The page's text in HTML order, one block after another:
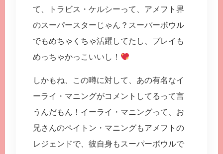
て、トラビス・ケルシーって、アメフト界
のスーパースターじゃん？スーパーボウル
でもめちゃくちゃ活躍してたし、プレイも
めっちゃかっこいいし！
しかもね、この噂に対して、あの有名なイ
ーライ・マニングがコメントしてるって言
うんだもん！イーライ・マニングって、お
兄さんのペイトン・マニングもアメフトの
レジェンドで、彼自身もスーパーボウルで